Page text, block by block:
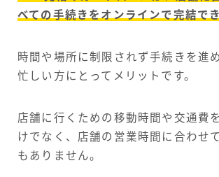
べての手続きをオンラインで完結でき
時間や場所に制限されず手続きを進
忙しい方にとってメリットです。
店舗に行くための移動時間や交通費
けでなく、店舗の営業時間に合わせ
もありません。